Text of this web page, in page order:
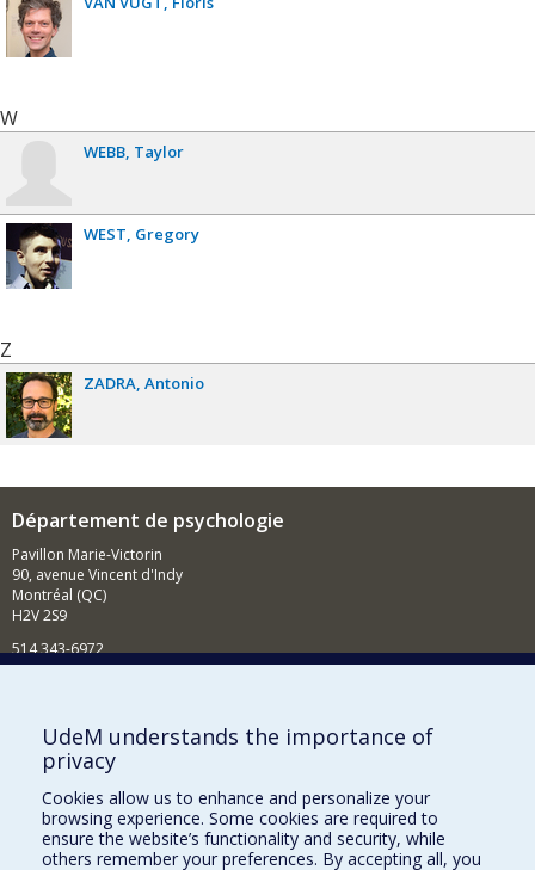
W
WEBB Taylor
WEST Gregory
Z
ZADRA Antonio
Département de psychologie
Pavillon Marie-Victorin
90, avenue Vincent d'Indy
Montréal (QC)
H2V 2S9
514 343-6972
Comment soutenir le Département?
BESOIN D'AIDE?
Plan du site
Signaler une erreur
UdeM understands the importance of
privacy
Cookies allow us to enhance and personalize your
browsing experience. Some cookies are required to
ensure the website’s functionality and security, while
others remember your preferences. By accepting all, you